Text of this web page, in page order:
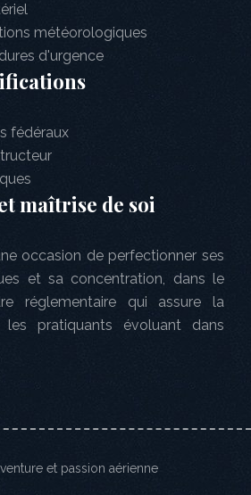
météorologiques
d'urgence
fédéraux
maîtrise de soi
occasion de perfectionner ses
et sa concentration, dans le
réglementaire qui assure la
pratiquants évoluant dans
et passion aérienne